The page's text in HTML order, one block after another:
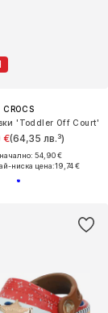
CROCS
'Toddler Off Court'
€(64,35 лв.³)
54,90 €
ниска цена:19,74 €